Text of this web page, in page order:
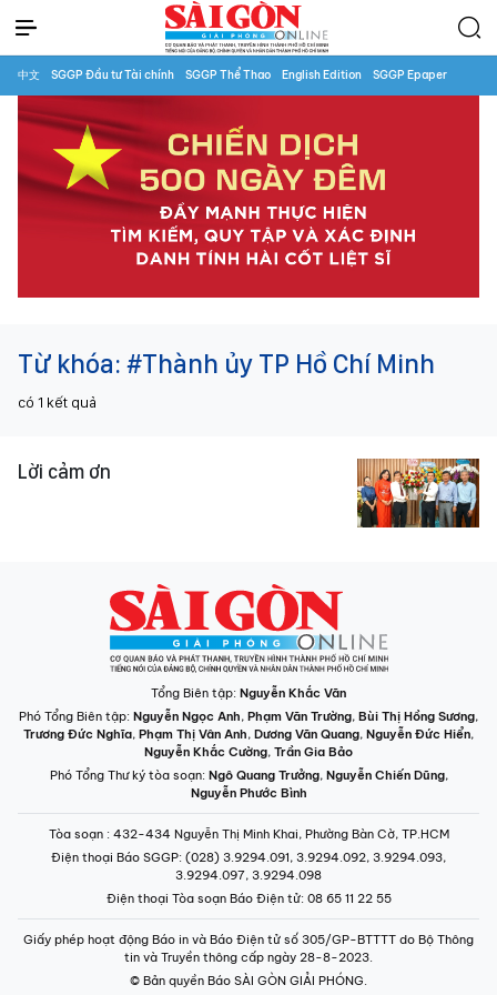
中文 SGGP Đầu tư Tài chính SGGP Thể Thao English Edition SGGP Epaper
Từ khóa: #Thành ủy TP Hồ Chí Minh
có 1 kết quả
Lời cảm ơn
Tổng Biên tập: Nguyễn Khắc Văn
Phó Tổng Biên tập: Nguyễn Ngọc Anh, Phạm Văn Trường, Bùi Thị Hồng Sương,
Trương Đức Nghĩa, Phạm Thị Vân Anh, Dương Văn Quang, Nguyễn Đức Hiển,
Nguyễn Khắc Cường, Trần Gia Bảo
Phó Tổng Thư ký tòa soạn: Ngô Quang Trưởng, Nguyễn Chiến Dũng,
Nguyễn Phước Bình
Tòa soạn : 432-434 Nguyễn Thị Minh Khai, Phường Bàn Cờ, TP.HCM
Điện thoại Báo SGGP: (028) 3.9294.091, 3.9294.092, 3.9294.093,
3.9294.097, 3.9294.098
Điện thoại Tòa soạn Báo Điện tử: 08 65 11 22 55
Giấy phép hoạt động Báo in và Báo Điện tử số 305/GP-BTTTT do Bộ Thông
tin và Truyền thông cấp ngày 28-8-2023.
© Bản quyền Báo SÀI GÒN GIẢI PHÓNG.